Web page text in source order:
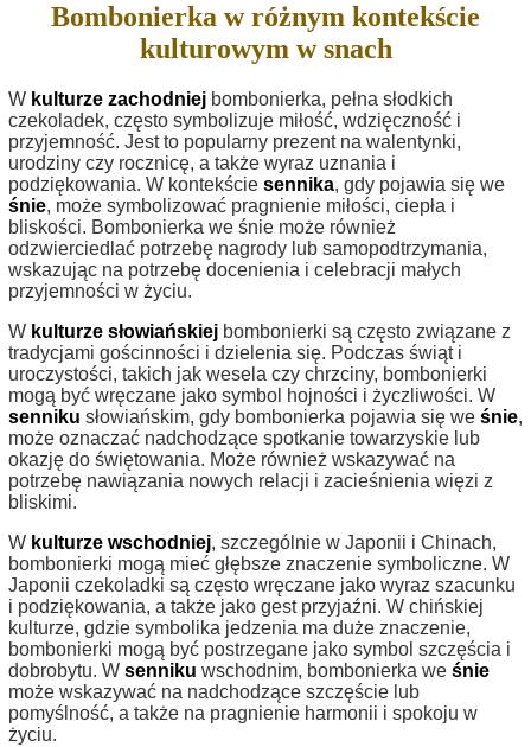
Bombonierka w różnym kontekście
kulturowym w snach
W kulturze zachodniej bombonierka, pełna słodkich
czekoladek, często symbolizuje miłość, wdzięczność i
przyjemność. Jest to popularny prezent na walentynki,
urodziny czy rocznicę, a także wyraz uznania i
podziękowania. W kontekście sennika, gdy pojawia się we
śnie, może symbolizować pragnienie miłości, ciepła i
bliskości. Bombonierka we śnie może również
odzwierciedlać potrzebę nagrody lub samopodtrzymania,
wskazując na potrzebę docenienia i celebracji małych
przyjemności w życiu.
W kulturze słowiańskiej bombonierki są często związane z
tradycjami gościnności i dzielenia się. Podczas świąt i
uroczystości, takich jak wesela czy chrzciny, bombonierki
mogą być wręczane jako symbol hojności i życzliwości. W
senniku słowiańskim, gdy bombonierka pojawia się we śnie,
może oznaczać nadchodzące spotkanie towarzyskie lub
okazję do świętowania. Może również wskazywać na
potrzebę nawiązania nowych relacji i zacieśnienia więzi z
bliskimi.
W kulturze wschodniej, szczególnie w Japonii i Chinach,
bombonierki mogą mieć głębsze znaczenie symboliczne. W
Japonii czekoladki są często wręczane jako wyraz szacunku
i podziękowania, a także jako gest przyjaźni. W chińskiej
kulturze, gdzie symbolika jedzenia ma duże znaczenie,
bombonierki mogą być postrzegane jako symbol szczęścia i
dobrobytu. W senniku wschodnim, bombonierka we śnie
może wskazywać na nadchodzące szczęście lub
pomyślność, a także na pragnienie harmonii i spokoju w
życiu.